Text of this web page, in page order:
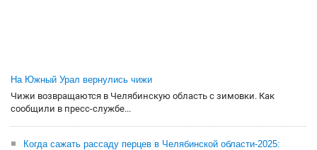
На Южный Урал вернулись чижи
Чижи возвращаются в Челябинскую область с зимовки. Как
сообщили в пресс-службе...
Когда сажать рассаду перцев в Челябинской области-2025: